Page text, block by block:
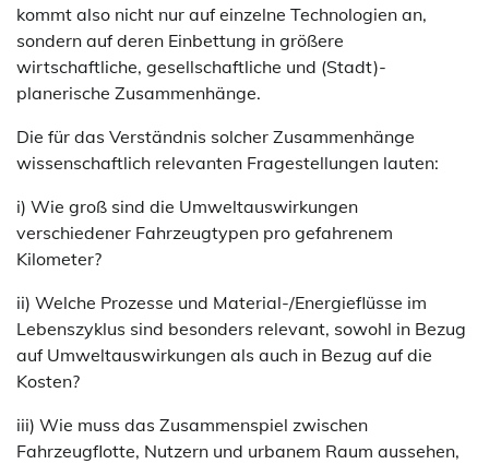
kommt also nicht nur auf einzelne Technologien an,
sondern auf deren Einbettung in größere
wirtschaftliche, gesellschaftliche und (Stadt)-
planerische Zusammenhänge.
Die für das Verständnis solcher Zusammenhänge
wissenschaftlich relevanten Fragestellungen lauten:
i) Wie groß sind die Umweltauswirkungen
verschiedener Fahrzeugtypen pro gefahrenem
Kilometer?
ii) Welche Prozesse und Material-/Energieflüsse im
Lebenszyklus sind besonders relevant, sowohl in Bezug
auf Umweltauswirkungen als auch in Bezug auf die
Kosten?
iii) Wie muss das Zusammenspiel zwischen
Fahrzeugflotte, Nutzern und urbanem Raum aussehen,